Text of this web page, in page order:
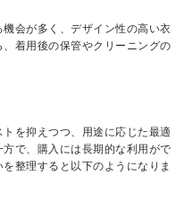
会が多く、デザイン性の高い衣
着用後の保管やクリーニングの
を抑えつつ、用途に応じた最適
で、購入には長期的な利用がで
整理すると以下のようになりま